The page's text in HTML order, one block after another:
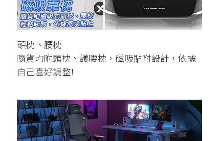
頭枕、腰枕
隨貨均附頭枕、護腰枕，磁吸貼附設計，依據
自己喜好調整!